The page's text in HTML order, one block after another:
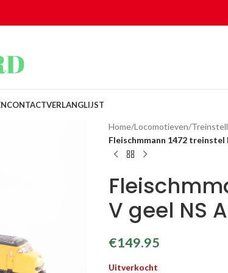
CONTACTVERLANGLIJST
Home/Locomotieven/
Fleischmmann 1472 treinstel
V geel NS
€149.95
Uitverkocht